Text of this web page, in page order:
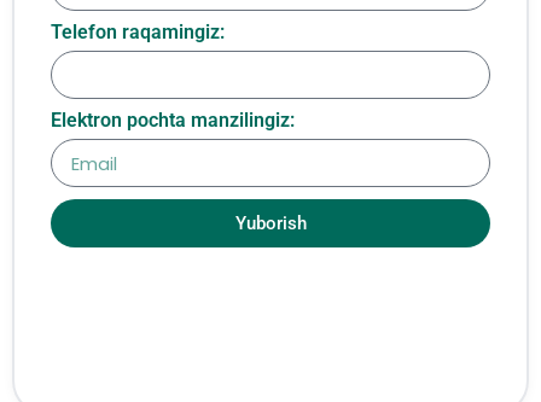
Telefon raqamingiz:
Elektron pochta manzilingiz:
Yuborish